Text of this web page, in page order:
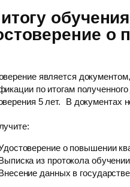
о
является
по итогам
5 лет. В документах
о повышении
из протокола обучении
данных в